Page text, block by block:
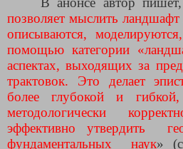
позволяет мыслить
описываются,
помощью категории
аспектах, выходящих за
трактовок. Это делает
более глубокой и
методологически
эффективно утвердить
фундаментальных наук»